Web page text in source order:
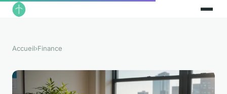
Accueil›Finance